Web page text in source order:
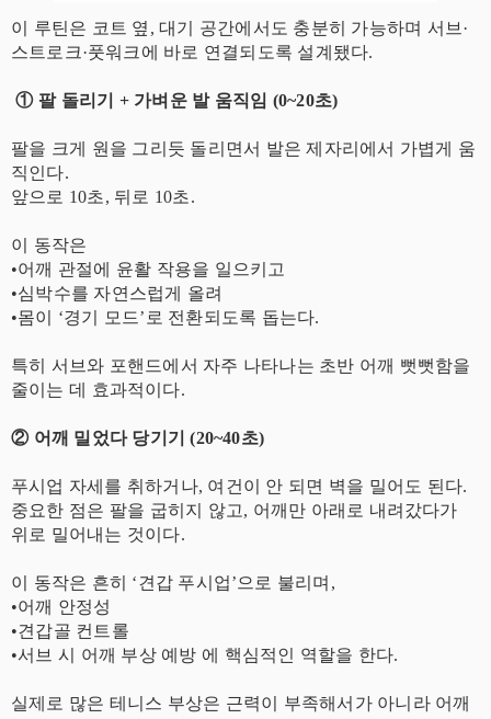
이 루틴은 코트 옆, 대기 공간에서도 충분히 가능하며 서브·
스트로크·풋워크에 바로 연결되도록 설계됐다.
① 팔 돌리기 + 가벼운 발 움직임 (0~20초)
팔을 크게 원을 그리듯 돌리면서 발은 제자리에서 가볍게 움
직인다.
앞으로 10초, 뒤로 10초.
이 동작은
•어깨 관절에 윤활 작용을 일으키고
•심박수를 자연스럽게 올려
•몸이 ‘경기 모드’로 전환되도록 돕는다.
특히 서브와 포핸드에서 자주 나타나는 초반 어깨 뻣뻣함을
줄이는 데 효과적이다.
② 어깨 밀었다 당기기 (20~40초)
푸시업 자세를 취하거나, 여건이 안 되면 벽을 밀어도 된다.
중요한 점은 팔을 굽히지 않고, 어깨만 아래로 내려갔다가
위로 밀어내는 것이다.
이 동작은 흔히 ‘견갑 푸시업’으로 불리며,
•어깨 안정성
•견갑골 컨트롤
•서브 시 어깨 부상 예방 에 핵심적인 역할을 한다.
실제로 많은 테니스 부상은 근력이 부족해서가 아니라 어깨